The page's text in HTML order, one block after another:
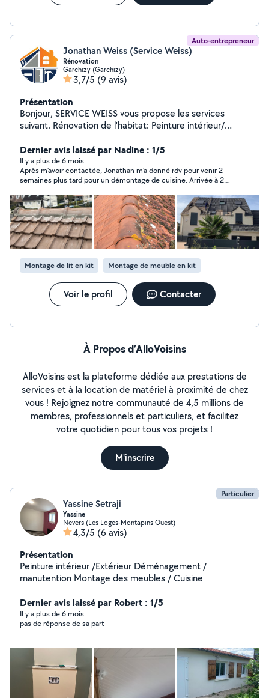
Auto-entrepreneur
Jonathan Weiss (Service Weiss)
Rénovation
Garchizy (Garchizy)
3,7/5 (9 avis)
Présentation
Bonjour, SERVICE WEISS vous propose les services
suivant. Rénovation de l'habitat: Peinture intérieur/
ferronneries, volets,toiture .. Nettoyage toiture,
dallages, pignons,façades,mur, terrasse... Nettoyages
part pulvérisations, sans haute pression Demoussage
Petit travaux de maçonnerie, etc... Pose bardage,
dessous de toit PVC Recherches de fuite toiture
Changement de tuiles Réparation faîtière cheminée
solin ... Petite couverture Devis et déplacement gratuit
sans engagement. Tout prestation avec assurance.
Toute vérification de toitures, échantillons de produits
nettoyant utilisé est gratuit et sans engagement
Dernier avis laissé par Nadine : 1/5
Il y a plus de 6 mois
Après m'avoir contactée, Jonathan m'a donné rdv pour venir 2
semaines plus tard pour un démontage de cuisine. Arrivée à 2
me laissant très contrariée et très embarrassée car j'avais
refusé toutes les autres personnes qui m'avaient contacté.
Attention à vous lorsque cette personne vous contacte!!!!
Montage de lit en kit Montage de meuble en kit
Voir le profil Contacter
À Propos d’AlloVoisins
AlloVoisins est la plateforme dédiée aux prestations de
services et à la location de matériel à proximité de chez
vous ! Rejoignez notre communauté de 4,5 millions de
membres, professionnels et particuliers, et facilitez
votre quotidien pour tous vos projets !
M'inscrire
Particulier
Yassine Setraji
Yassine
Nevers (Les Loges-Montapins Ouest)
4,3/5 (6 avis)
Présentation
Peinture intérieur /Extérieur Déménagement /
manutention Montage des meubles / Cuisine
Dernier avis laissé par Robert : 1/5
Il y a plus de 6 mois
pas de réponse de sa part